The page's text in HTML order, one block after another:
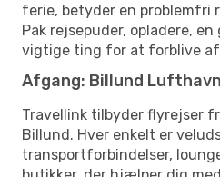
ferie, betyder en problemfri
Pak rejsepuder, opladere,
vigtige ting for at forblive
Afgang: Billund
Travellink tilbyder flyrejser
Billund. Hver enkelt er
transportforbindelser,